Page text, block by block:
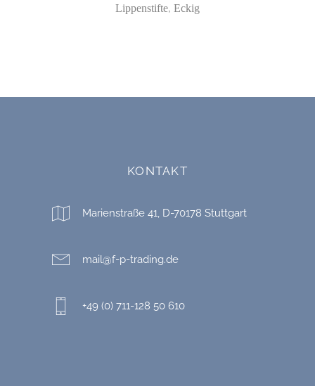
Lippenstifte, Eckig
KONTAKT
Marienstraße 41, D-70178 Stuttgart
mail@f-p-trading.de
+49 (0) 711-128 50 610